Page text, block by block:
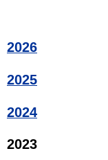
2026
2025
2024
2023